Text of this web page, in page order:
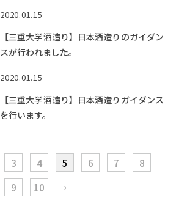
2020.01.15
【三重大学酒造り】日本酒造りのガイダン
スが行われました。
2020.01.15
【三重大学酒造り】日本酒造りガイダンス
を行います。
3 4 5 6 7
8
9
10 ›